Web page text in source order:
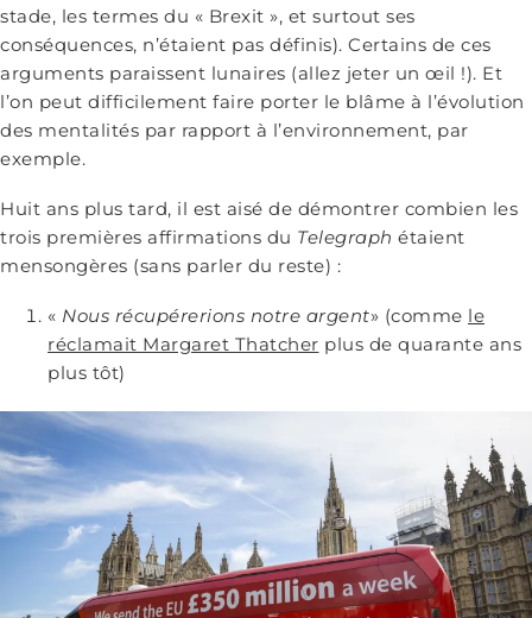
stade, les termes du « Brexit », et surtout ses
conséquences, n’étaient pas définis). Certains de ces
arguments paraissent lunaires (allez jeter un œil !). Et
l’on peut difficilement faire porter le blâme à l’évolution
des mentalités par rapport à l’environnement, par
exemple.
Huit ans plus tard, il est aisé de démontrer combien les
trois premières affirmations du Telegraph étaient
mensongères (sans parler du reste) :
« Nous récupérerions notre argent» (comme le
réclamait Margaret Thatcher plus de quarante ans
plus tôt)